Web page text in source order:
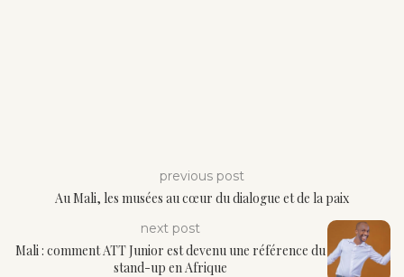
previous post
Au Mali, les musées au cœur du dialogue et de la paix
next post
Mali : comment ATT Junior est devenu une référence du
stand-up en Afrique